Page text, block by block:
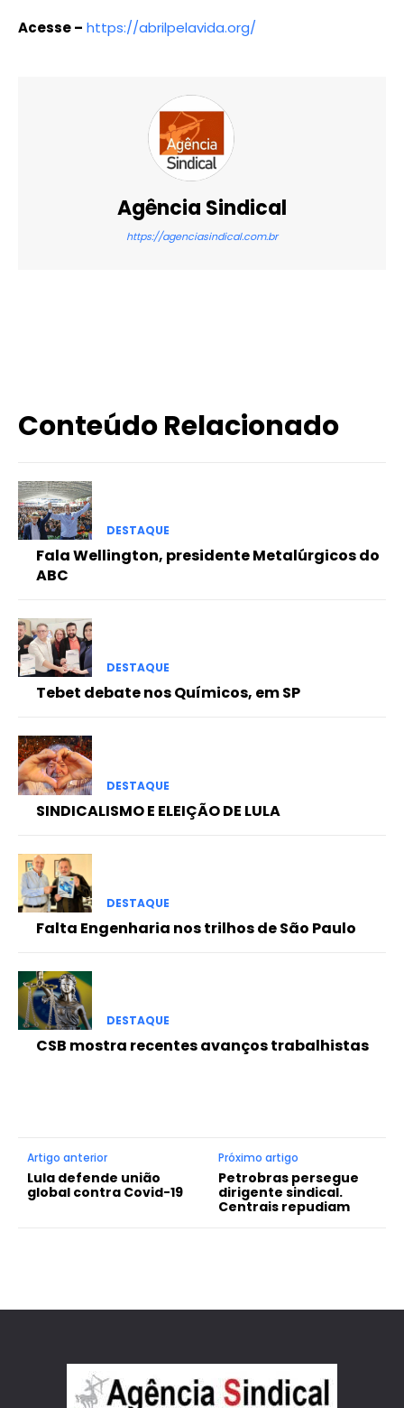
Acesse – https://abrilpelavida.org/
Agência Sindical
https://agenciasindical.com.br
Conteúdo Relacionado
DESTAQUE
Fala Wellington, presidente Metalúrgicos do
ABC
DESTAQUE
Tebet debate nos Químicos, em SP
DESTAQUE
SINDICALISMO E ELEIÇÃO DE LULA
DESTAQUE
Falta Engenharia nos trilhos de São Paulo
DESTAQUE
CSB mostra recentes avanços trabalhistas
Artigo anterior
Lula defende união
global contra Covid-19
Próximo artigo
Petrobras persegue
dirigente sindical.
Centrais repudiam